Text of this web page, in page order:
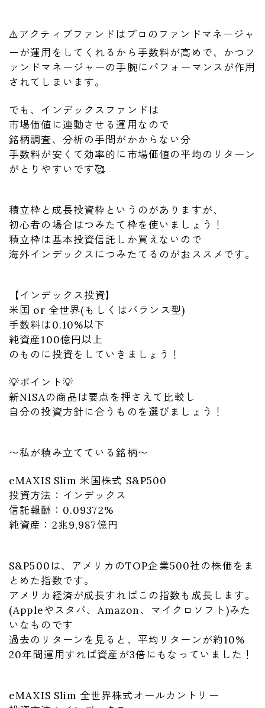
⚠️アクティブファンドはプロのファンドマネージャ
ーが運用をしてくれるから手数料が高めで、かつフ
ァンドマネージャーの手腕にパフォーマンスが作用
されてしまいます。
でも、インデックスファンドは
市場価値に連動させる運用なので
銘柄調査、分析の手間がかからない分
手数料が安くて効率的に市場価値の平均のリターン
がとりやすいです🥰
積立枠と成長投資枠というのがありますが、
初心者の場合はつみたて枠を使いましょう！
積立枠は基本投資信託しか買えないので
海外インデックスにつみたてるのがおススメです。
【インデックス投資】
米国 or 全世界(もしくはバランス型)
手数料は0.10%以下
純資産100億円以上
のものに投資をしていきましょう！
💡ポイント💡
新NISAの商品は要点を押さえて比較し
自分の投資方針に合うものを選びましょう！
〜私が積み立てている銘柄〜
eMAXIS Slim 米国株式 S&P500
投資方法：インデックス
信託報酬：0.09372%
純資産：2兆9,987億円
S&P500は、アメリカのTOP企業500社の株価をま
とめた指数です。
アメリカ経済が成長すればこの指数も成長します。
(Appleやスタバ、Amazon、マイクロソフト)みた
いなものです
過去のリターンを見ると、平均リターンが約10%
20年間運用すれば資産が3倍にもなっていました！
eMAXIS Slim 全世界株式オールカントリー